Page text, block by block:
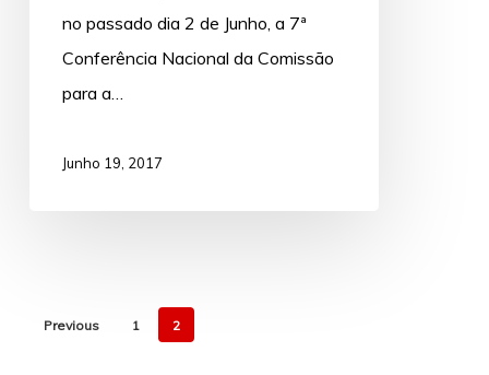
no passado dia 2 de Junho, a 7ª
Conferência Nacional da Comissão
para a…
Junho 19, 2017
Previous 1 2